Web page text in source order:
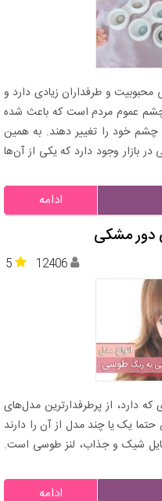
محبوبیت و طرفداران زیادی دارد و
چشم عموم مردم است که باعث شده
چشم خود را تغییر دهند. به همین
در بازار وجود دارد که یکی از آن‌ها
ادامه
دور مشکی
5 12406
دارد، از پرطرفدارترین مدل‌های
حتما یک یا چند مدل از آن را دارند
شیک و جذاب، لنز طوسی است.
ادامه